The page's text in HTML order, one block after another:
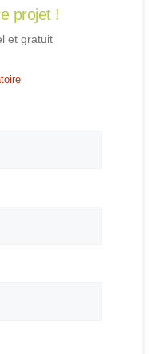
projet !
et gratuit